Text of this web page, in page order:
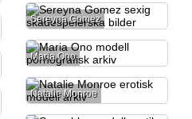
Sereyna Gomez
Maria Ono
Natalie Monroe